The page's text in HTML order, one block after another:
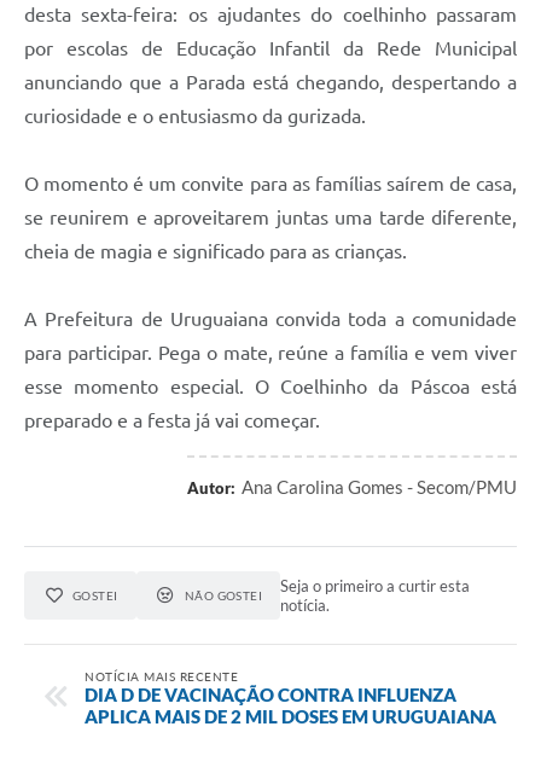
desta sexta-feira: os ajudantes do coelhinho passaram
por escolas de Educação Infantil da Rede Municipal
anunciando que a Parada está chegando, despertando a
curiosidade e o entusiasmo da gurizada.
O momento é um convite para as famílias saírem de casa,
se reunirem e aproveitarem juntas uma tarde diferente,
cheia de magia e significado para as crianças.
A Prefeitura de Uruguaiana convida toda a comunidade
para participar. Pega o mate, reúne a família e vem viver
esse momento especial. O Coelhinho da Páscoa está
preparado e a festa já vai começar.
Autor: Ana Carolina Gomes - Secom/PMU
GOSTEI NÃO GOSTEI
Seja o primeiro a curtir esta
notícia.
NOTÍCIA MAIS RECENTE
DIA D DE VACINAÇÃO CONTRA INFLUENZA
APLICA MAIS DE 2 MIL DOSES EM URUGUAIANA